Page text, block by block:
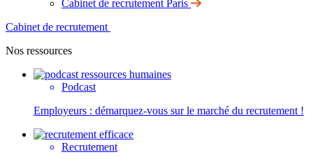
Cabinet de recrutement Paris
Cabinet de recrutement
Nos ressources
Podcast
Employeurs : démarquez-vous sur le marché du recrutement !
Recrutement